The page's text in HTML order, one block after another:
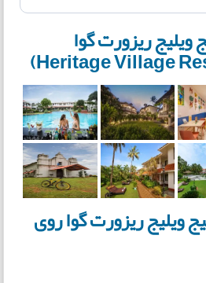
ریزورت گوا
ویلیج ریزورت گوا روی